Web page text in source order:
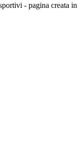
- pagina creata in